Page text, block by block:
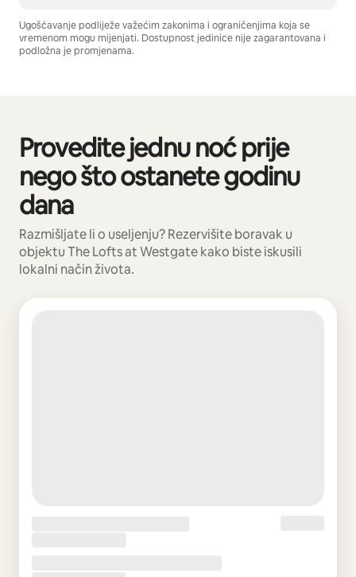
Ugošćavanje podliježe važećim zakonima i ograničenjima koja se
vremenom mogu mijenjati. Dostupnost jedinice nije zagarantovana i
podložna je promjenama.
Provedite jednu noć prije
nego što ostanete godinu
dana
Razmišljate li o useljenju? Rezervišite boravak u
objektu The Lofts at Westgate kako biste iskusili
lokalni način života.
Prikazano 0 od 0 stavki